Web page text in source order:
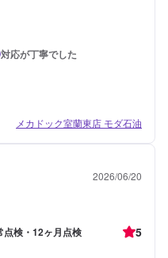
対応が丁寧でした
メカドック室蘭東店 モダ石油
2026/06/20
点検・12ヶ月点検 5